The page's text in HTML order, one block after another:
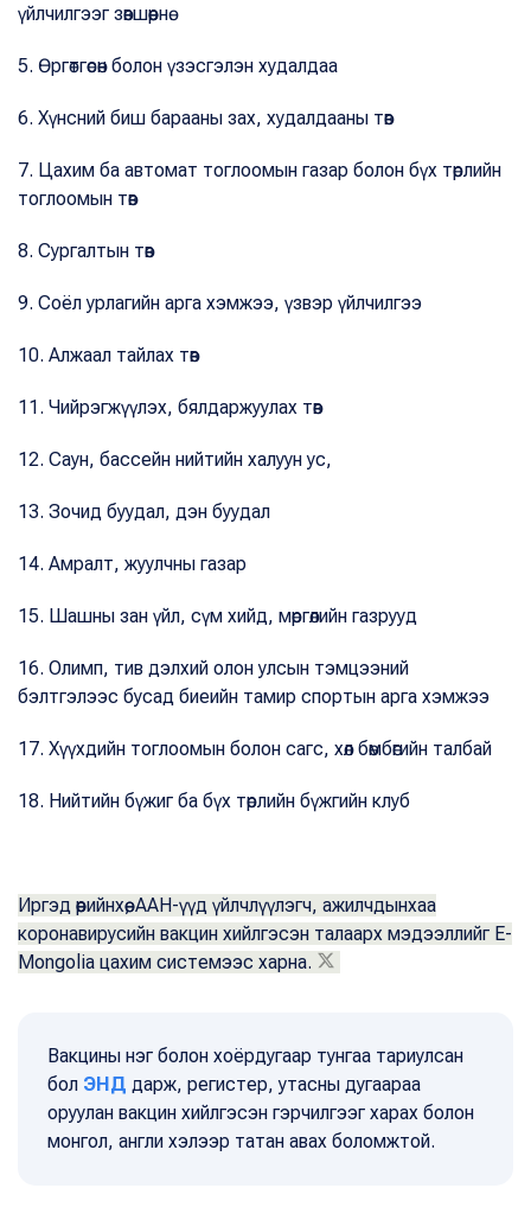
үйлчилгээг зөвшөөрнө.
5. Өргөтгөсөн болон үзэсгэлэн худалдаа
6. Хүнсний биш барааны зах, худалдааны төв
7. Цахим ба автомат тоглоомын газар болон бүх төрлийн
тоглоомын төв
8. Сургалтын төв
9. Соёл урлагийн арга хэмжээ, үзвэр үйлчилгээ
10. Алжаал тайлах төв
11. Чийрэгжүүлэх, бялдаржуулах төв
12. Саун, бассейн нийтийн халуун ус,
13. Зочид буудал, дэн буудал
14. Амралт, жуулчны газар
15. Шашны зан үйл, сүм хийд, мөргөлийн газрууд
16. Олимп, тив дэлхий олон улсын тэмцээний
бэлтгэлээс бусад биеийн тамир спортын арга хэмжээ
17. Хүүхдийн тоглоомын болон сагс, хөл бөмбөгийн талбай
18. Нийтийн бүжиг ба бүх төрлийн бүжгийн клуб
Иргэд өөрийнхөө, ААН-үүд үйлчлүүлэгч, ажилчдынхаа
коронавирусийн вакцин хийлгэсэн талаарх мэдээллийг E-
Mongolia цахим системээс харна.
Вакцины нэг болон хоёрдугаар тунгаа тариулсан
бол ЭНД дарж, регистер, утасны дугаараа
оруулан вакцин хийлгэсэн гэрчилгээг харах болон
монгол, англи хэлээр татан авах боломжтой.